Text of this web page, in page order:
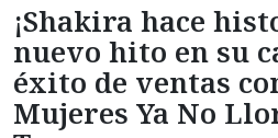
¡Shakira hace
nuevo hito en su
éxito de ventas
Mujeres Ya No